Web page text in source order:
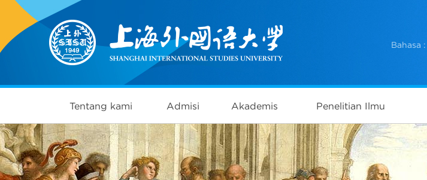
Bahasa :
Tentang kami Admisi Akademis Penelitian Ilmu